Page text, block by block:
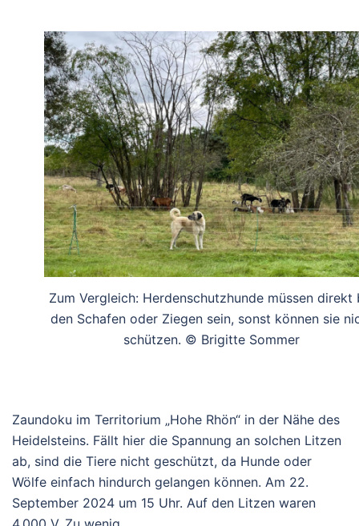
Zum Vergleich: Herdenschutzhunde müssen direkt
den Schafen oder Ziegen sein, sonst können sie
schützen. © Brigitte Sommer
Zaundoku im Territorium „Hohe Rhön“ in der Nähe des
Heidelsteins. Fällt hier die Spannung an solchen Litzen
ab, sind die Tiere nicht geschützt, da Hunde oder
Wölfe einfach hindurch gelangen können. Am 22.
September 2024 um 15 Uhr. Auf den Litzen waren